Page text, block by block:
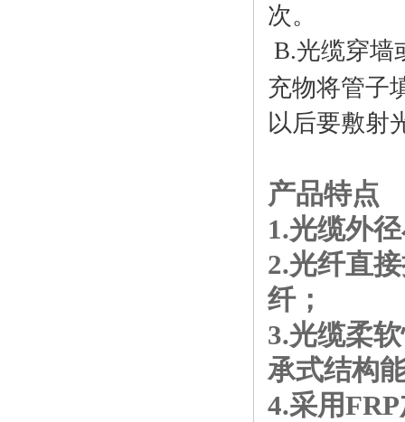
次。
B.光缆穿墙
充物将管
以后要敷射
产品特点
1.光缆外
2.光纤直
纤；
3.光缆柔
承式结构
4.采用